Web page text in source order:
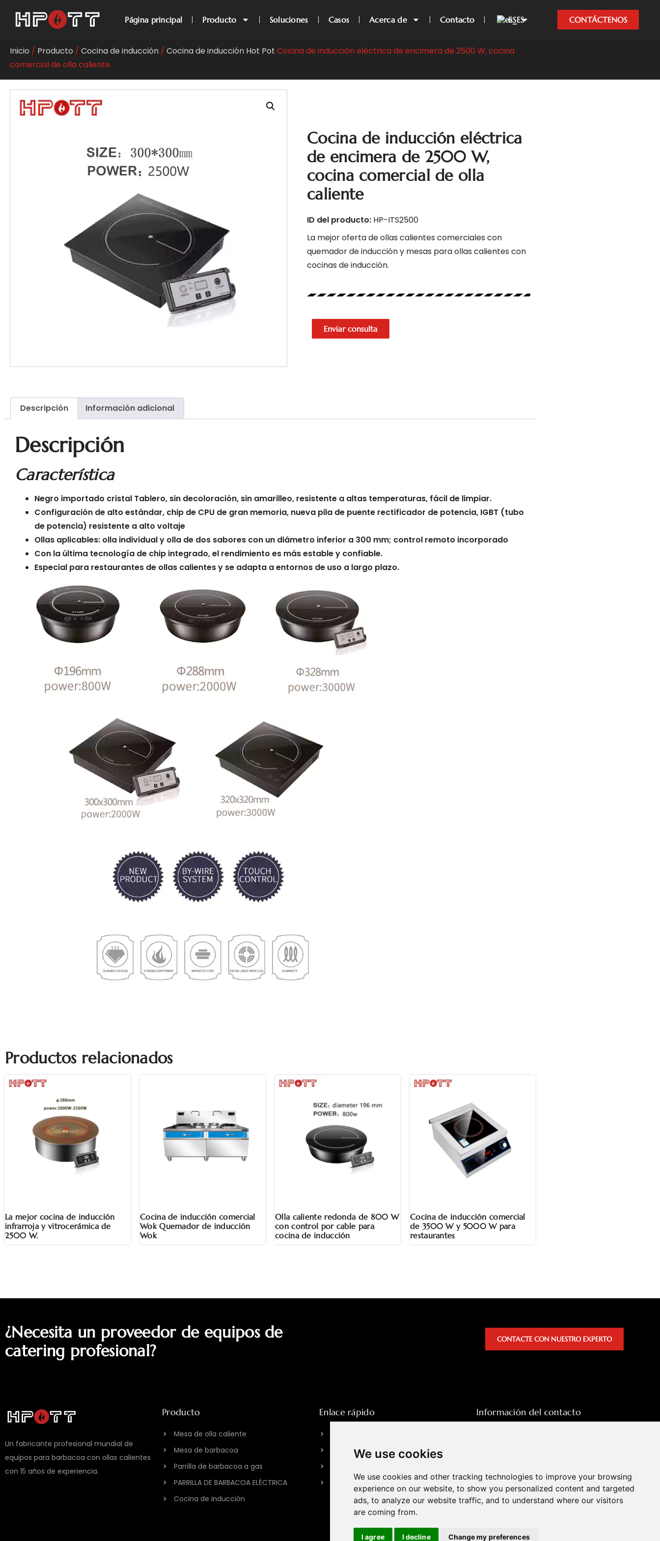
We use cookies
We use cookies and other tracking technologies to improve your browsing
experience on our website, to show you personalized content and targeted
ads, to analyze our website traffic, and to understand where our visitors
are coming from.
I agree I decline Change my preferences
Página principal Producto Soluciones Casos Acerca de Contacto ES CONTÁCTENOS
Inicio / Producto / Cocina de inducción / Cocina de inducción Hot Pot Cocina de inducción eléctrica de encimera de 2500 W, cocina
comercial de olla caliente
Cocina de inducción eléctrica
de encimera de 2500 W,
cocina comercial de olla
caliente
ID del producto: HP-ITS2500
La mejor oferta de ollas calientes comerciales con
quemador de inducción y mesas para ollas calientes con
cocinas de inducción.
Enviar consulta
Descripción Información adicional
Descripción
Característica
Negro importado cristal Tablero, sin decoloración, sin amarilleo, resistente a altas temperaturas, fácil de limpiar.
Configuración de alto estándar, chip de CPU de gran memoria, nueva pila de puente rectificador de potencia, IGBT (tubo
de potencia) resistente a alto voltaje
Ollas aplicables: olla individual y olla de dos sabores con un diámetro inferior a 300 mm; control remoto incorporado
Con la última tecnología de chip integrado, el rendimiento es más estable y confiable.
Especial para restaurantes de ollas calientes y se adapta a entornos de uso a largo plazo.
Productos relacionados
La mejor cocina de inducción
infrarroja y vitrocerámica de
2500 W.
Cocina de inducción comercial
Wok Quemador de inducción
Wok
Olla caliente redonda de 800 W
con control por cable para
cocina de inducción
Cocina de inducción comercial
de 3500 W y 5000 W para
restaurantes
¿Necesita un proveedor de equipos de
catering profesional?
CONTACTE CON NUESTRO EXPERTO
Un fabricante profesional mundial de
equipos para barbacoa con ollas calientes
con 15 años de experiencia.
Producto
Mesa de olla caliente
Mesa de barbacoa
Parrilla de barbacoa a gas
PARRILLA DE BARBACOA ELÉCTRICA
Cocina de inducción
Enlace rápido
Nuestra fábrica
Contáctenos
Información del contacto
Tianheba RD, distrito de Shunde,
Foshan, provincia de Guangdong,
China